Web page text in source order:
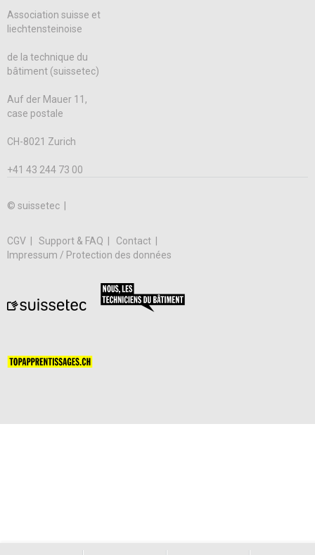
Association suisse et
liechtensteinoise
de la technique du
bâtiment (suissetec)
Auf der Mauer 11,
case postale
CH-8021 Zurich
+41 43 244 73 00
© suissetec |
CGV Support & FAQ
Contact
Impressum / Protection des données